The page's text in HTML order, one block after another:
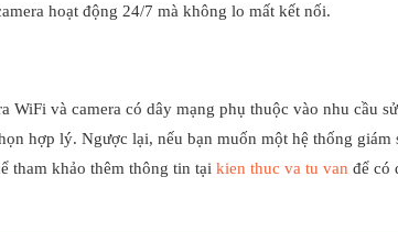
hoạt động 24/7 mà không lo mất kết nối.
WiFi và camera có dây mạng phụ thuộc vào nhu cầu
hợp lý. Ngược lại, nếu bạn muốn một hệ thống
tham khảo thêm thông tin tại kien thuc va tu van để có